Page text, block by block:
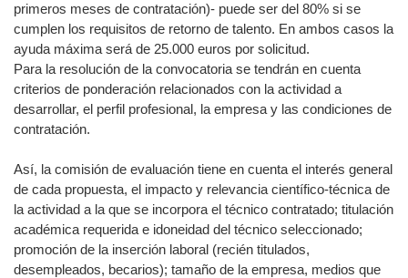
primeros meses de contratación)- puede ser del 80% si se
cumplen los requisitos de retorno de talento. En ambos casos la
ayuda máxima será de 25.000 euros por solicitud.
Para la resolución de la convocatoria se tendrán en cuenta
criterios de ponderación relacionados con la actividad a
desarrollar, el perfil profesional, la empresa y las condiciones de
contratación.
Así, la comisión de evaluación tiene en cuenta el interés general
de cada propuesta, el impacto y relevancia científico-técnica de
la actividad a la que se incorpora el técnico contratado; titulación
académica requerida e idoneidad del técnico seleccionado;
promoción de la inserción laboral (recién titulados,
desempleados, becarios); tamaño de la empresa, medios que